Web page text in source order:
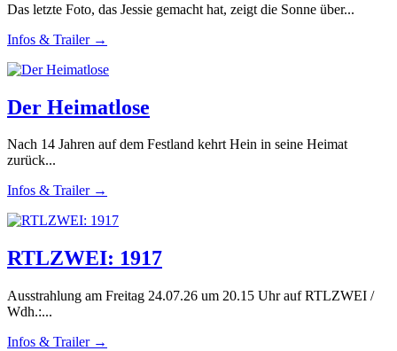
Das letzte Foto, das Jessie gemacht hat, zeigt die Sonne über...
Infos & Trailer →
Der Heimatlose
Nach 14 Jahren auf dem Festland kehrt Hein in seine Heimat
zurück...
Infos & Trailer →
RTLZWEI: 1917
Ausstrahlung am Freitag 24.07.26 um 20.15 Uhr auf RTLZWEI /
Wdh.:...
Infos & Trailer →